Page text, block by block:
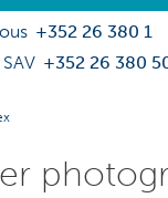
+352 26 380 1
+352 26 380